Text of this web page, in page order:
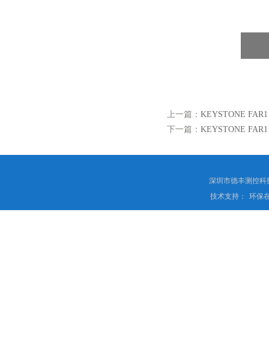
上一篇： KEYSTONE
下一篇： KEYSTONE
深圳市德丰测控
技术支持：
环保